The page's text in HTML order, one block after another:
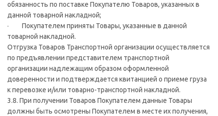
обязанность по поставке Покупателю Товаров, указанных в
данной товарной накладной;
· Покупателем приняты Товары, указанные в данной
товарной накладной.
Отгрузка Товаров Транспортной организации осуществляется
по предъявлении представителем транспортной
организации надлежащим образом оформленной
доверенности и подтверждается квитанцией о приеме груза
к перевозке и/или товарно-транспортной накладной.
3.8. При получении Товаров Покупателем данные Товары
должны быть осмотрены Покупателем в месте их получения,